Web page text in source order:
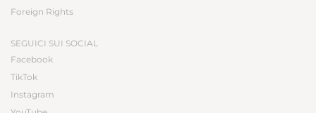
Foreign Rights
SEGUICI SUI SOCIAL
Facebook
TikTok
Instagram